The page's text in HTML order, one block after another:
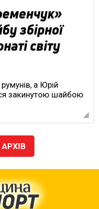
збірної
світу
а Юрій
закинутою шайбою